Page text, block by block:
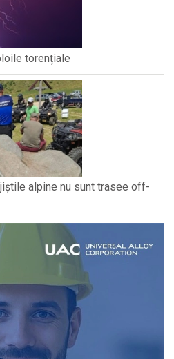
torențiale
alpine nu sunt trasee off-